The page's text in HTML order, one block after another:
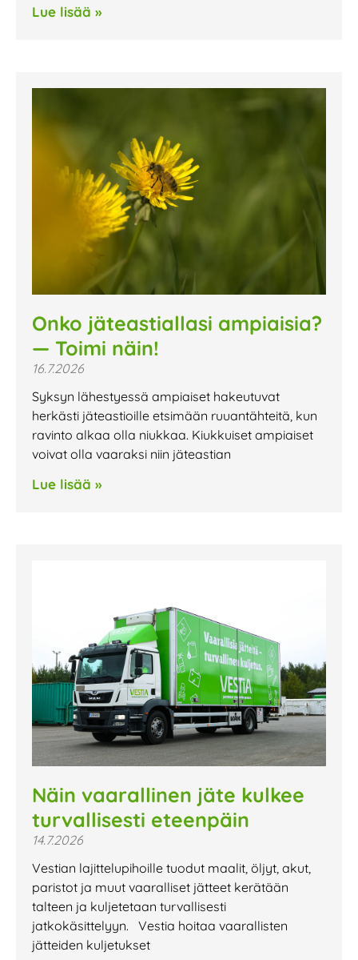
Lue lisää »
Onko jäteastiallasi ampiaisia?
— Toimi näin!
16.7.2026
Syksyn lähestyessä ampiaiset hakeutuvat
herkästi jäteastioille etsimään ruuantähteitä, kun
ravinto alkaa olla niukkaa. Kiukkuiset ampiaiset
voivat olla vaaraksi niin jäteastian
Lue lisää »
Näin vaarallinen jäte kulkee
turvallisesti eteenpäin
14.7.2026
Vestian lajittelupihoille tuodut maalit, öljyt, akut,
paristot ja muut vaaralliset jätteet kerätään
talteen ja kuljetetaan turvallisesti
jatkokäsittelyyn. Vestia hoitaa vaarallisten
jätteiden kuljetukset